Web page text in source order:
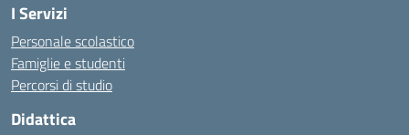
I Servizi
Personale scolastico
Famiglie e studenti
Percorsi di studio
Didattica